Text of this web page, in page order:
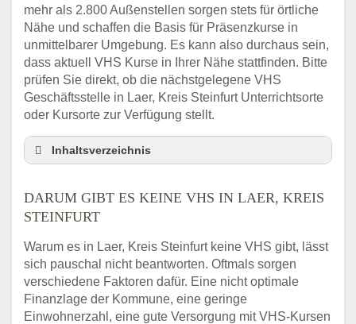
mehr als 2.800 Außenstellen sorgen stets für örtliche
Nähe und schaffen die Basis für Präsenzkurse in
unmittelbarer Umgebung. Es kann also durchaus sein,
dass aktuell VHS Kurse in Ihrer Nähe stattfinden. Bitte
prüfen Sie direkt, ob die nächstgelegene VHS
Geschäftsstelle in Laer, Kreis Steinfurt Unterrichtsorte
oder Kursorte zur Verfügung stellt.
Inhaltsverzeichnis
Steinfurt
3 schnelle Tipps
Laer, Kreis Steinfurt VHS-Kurse in Ihrer Nähe
Abendschule in der Region rund um Laer,
Kreis Steinfurt
VHS steht für Erwachsenenbildung
DARUM GIBT ES KEINE VHS IN LAER, KREIS
STEINFURT
Warum es in Laer, Kreis Steinfurt keine VHS gibt, lässt
sich pauschal nicht beantworten. Oftmals sorgen
verschiedene Faktoren dafür. Eine nicht optimale
Finanzlage der Kommune, eine geringe
Einwohnerzahl, eine gute Versorgung mit VHS-Kursen